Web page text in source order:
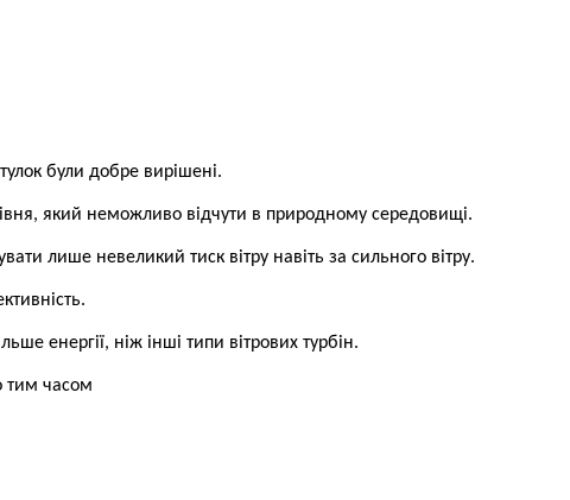
були добре вирішені.
який неможливо відчути в природному середовищі.
лише невеликий тиск вітру навіть за сильного вітру.
енергії, ніж інші типи вітрових турбін.
тим часом